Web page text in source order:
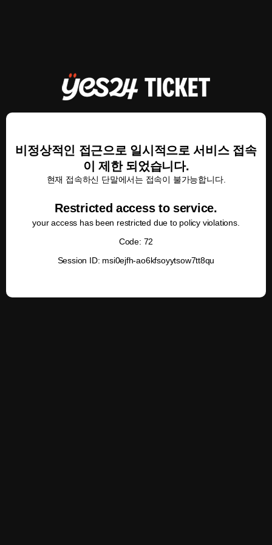
비정상적인 접근으로 일시적으로 서비스 접속
이 제한 되었습니다.
현재 접속하신 단말에서는 접속이 불가능합니다.
Restricted access to service.
your access has been restricted due to policy violations.
Code: 72
Session ID: msi0ejfh-ao6kfsoyytsow7tt8qu